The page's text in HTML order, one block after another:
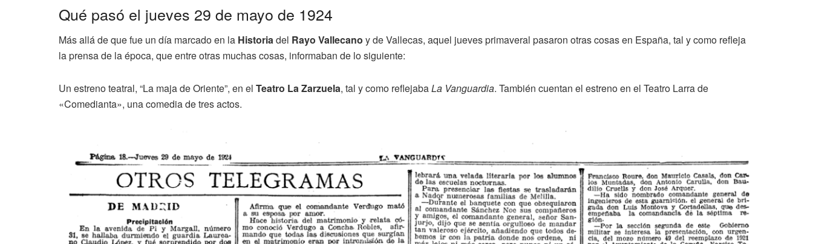
Qué pasó el jueves 29 de mayo de 1924
Más allá de que fue un día marcado en la Historiadel Rayo Vallecano y de Vallecas, aquel jueves primaveral pasaron otras cosas en España, tal y como refleja
la prensa de la época, que entre otras muchas cosas, informaban de lo siguiente:
Un estreno teatral, “La maja de Oriente”, en el Teatro La Zarzuela, tal y como reflejabaLa Vanguardia. También cuentan el estreno en el Teatro Larra de
«Comedianta», una comedia de tres actos.